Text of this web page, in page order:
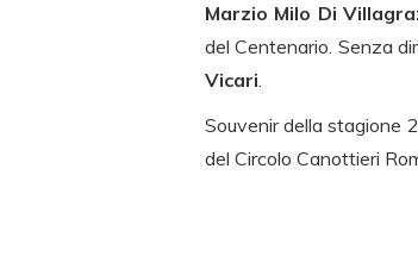
Marzio Milo Di
del Centenario. Senza
Vicari.
Souvenir della stagione
del Circolo Canottieri